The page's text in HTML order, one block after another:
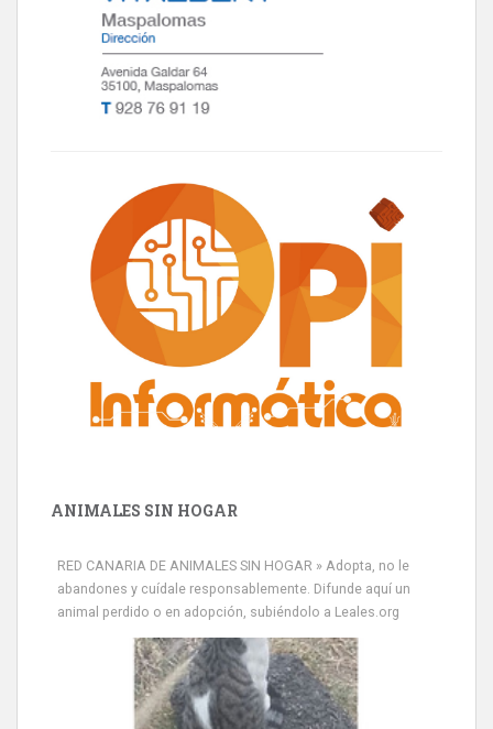
ANIMALES SIN HOGAR
RED CANARIA DE ANIMALES SIN HOGAR » Adopta, no le
abandones y cuídale responsablemente. Difunde aquí un
animal perdido o en adopción, subiéndolo a Leales.org